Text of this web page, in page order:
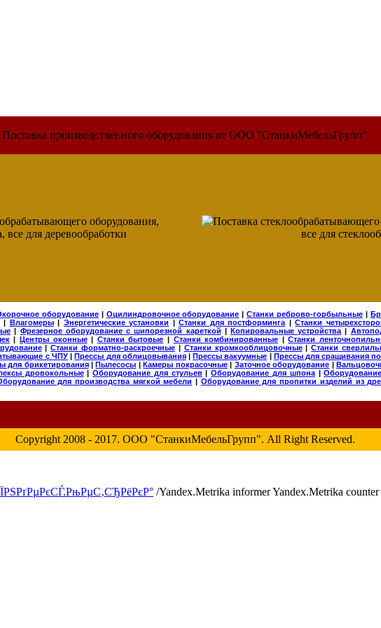
Поставка производственного оборудования от ООО "СтанкиМебельГрупп"
оборудование | Оцилиндровочное оборудование |Станки реброво-горбыльные|
| Влагомеры| Энергетические установки |Станки для постформинга |Станки
| Фрезерное оборудование с шипорезной кареткой | Копировальные устройства |
| Центры оконные| Станки бытовые | Станки комбинированные |Станки
|Станки форматно-раскроечные | Станки кромкооблицовочные|Станки
с ЧПУ|Прессы для облицовывания|Прессы вакуумные | Прессы для сращивания
для брикетирования|Пылесосы |Камеры покрасочные| Заточное оборудование |
дровокольные|Оборудование для стульев|Оборудование для шпона|
для производства мягкой мебели | Оборудование для пропитки изделий из
Copyright 2008 - 2017. ООО "СтанкиМебельГрупп". All Right Reserved.
/Yandex.Metrika informer Yandex.Metrika